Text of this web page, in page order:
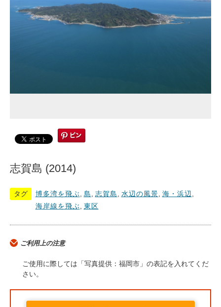
志賀島 (2014)
タグ 博多湾を飛ぶ 島 志賀島 水辺の風景 海・浜辺
海岸線を飛ぶ
東区
ご利用上の注意
ご使用に際しては「写真提供：福岡市」の表記を入れてくだ
さい。